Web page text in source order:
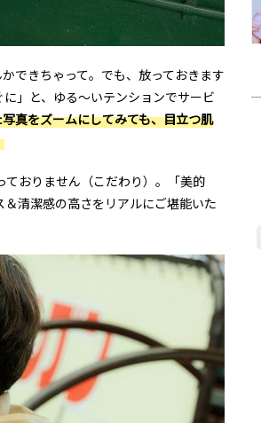
できちゃって。でも、放っておきます
」と、ゆる〜いテンションでサービ
真をズームにしてみても、目立つ肌
おりません（こだわり）。「美的
清潔感の高さをリアルにご堪能いた